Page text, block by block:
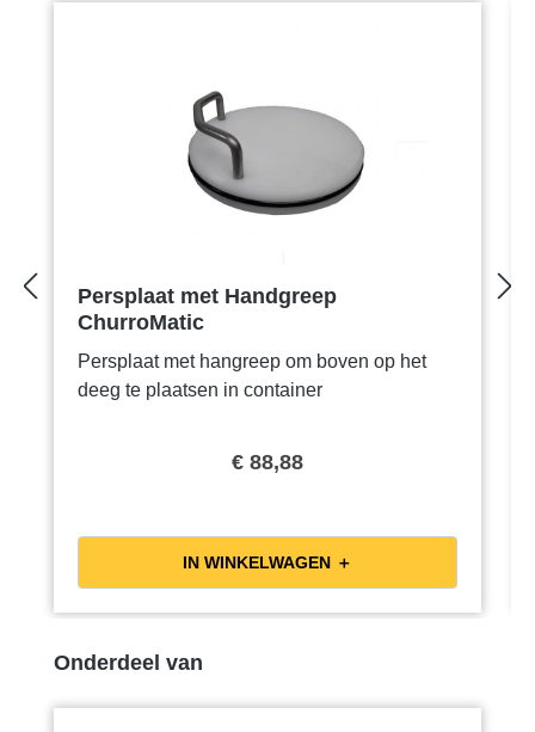
Persplaat met Handgreep
ChurroMatic
Persplaat met hangreep om boven op het
deeg te plaatsen in container
€ 88,88
IN WINKELWAGEN ＋
Productgalerij overslaan
Onderdeel van